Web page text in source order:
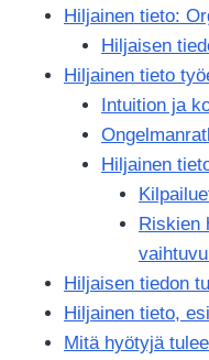
Hiljainen tieto:
Hiljaisen
Hiljainen tieto
Intuition ja
Hiljainen
Riskien
Hiljaisen tiedon
Hiljainen tieto,
Mitä hyötyjä